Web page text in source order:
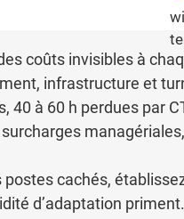
coûts invisibles à
infrastructure et
à 60 h perdues par
cachés,
d’adaptation priment.